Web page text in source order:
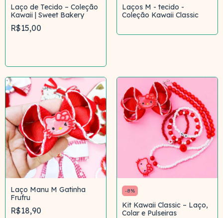
Laço de Tecido – Coleção
Kawaii | Sweet Bakery
R$15,00
Laços M - tecido -
Coleção Kawaii Classic
Laço Manu M Gatinha
Frufru
R$18,90
-8%
Kit Kawaii Classic – Laço,
Colar e Pulseiras